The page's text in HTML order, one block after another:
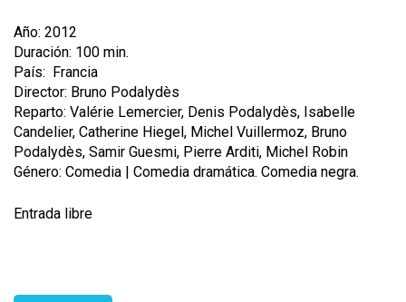
Año: 2012
Duración: 100 min.
País: Francia
Director: Bruno Podalydès
Reparto: Valérie Lemercier, Denis Podalydès, Isabelle
Candelier, Catherine Hiegel, Michel Vuillermoz, Bruno
Podalydès, Samir Guesmi, Pierre Arditi, Michel Robin
Género: Comedia | Comedia dramática. Comedia negra.
Entrada libre